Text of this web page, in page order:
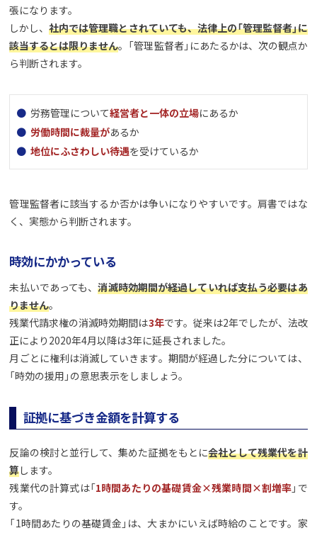
張になります。
しかし、社内では管理職とされていても、法律上の「管理監督者」に
該当するとは限りません。「管理監督者」にあたるかは、次の観点か
ら判断されます。
労務管理について経営者と一体の立場にあるか
労働時間に裁量があるか
地位にふさわしい待遇を受けているか
管理監督者に該当するか否かは争いになりやすいです。肩書ではな
く、実態から判断されます。
時効にかかっている
未払いであっても、消滅時効期間が経過していれば支払う必要はあ
りません。
残業代請求権の消滅時効期間は3年です。従来は2年でしたが、法改
正により2020年4月以降は3年に延長されました。
月ごとに権利は消滅していきます。期間が経過した分については、
「時効の援用」の意思表示をしましょう。
証拠に基づき金額を計算する
反論の検討と並行して、集めた証拠をもとに会社として残業代を計
算します。
残業代の計算式は「1時間あたりの基礎賃金×残業時間×割増率」で
す。
「1時間あたりの基礎賃金」は、大まかにいえば時給のことです。家